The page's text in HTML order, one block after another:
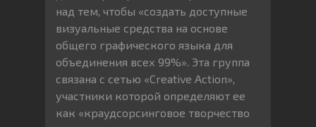
над тем, чтобы «создать доступные
визуальные средства на основе
общего графического языка для
объединения всех 99%». Эта группа
связана с сетью «Creative Action»,
участники которой определяют ее
как «краудсорсинговое творчество